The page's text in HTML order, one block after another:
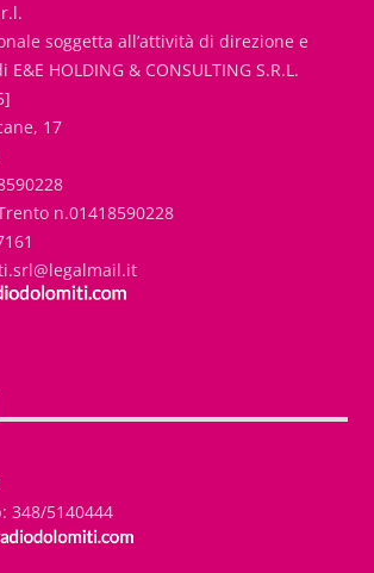
soggetta all’attività di direzione e
HOLDING & CONSULTING S.R.L.
17
n.01418590228
348/5140444